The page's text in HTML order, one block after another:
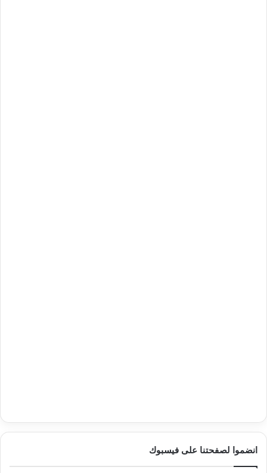
انضموا لصفحتنا على فيسبوك